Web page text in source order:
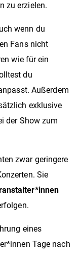
zu erzielen.
wenn du
Fans nicht
wie für ein
du
Außerdem
exklusive
der Show zum
zwar geringere
Sie
eines
Tage nach